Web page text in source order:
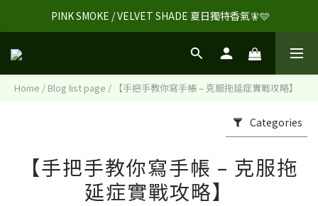
PINK SMOKE / VELVET SHADE 夏日獨特香氣🧚🩵
Home / Blog list page / 【手把手教你寫手帳 – 克服拖延症實戰攻略】
Categories
【手把手教你寫手帳 – 克服拖
延症實戰攻略】